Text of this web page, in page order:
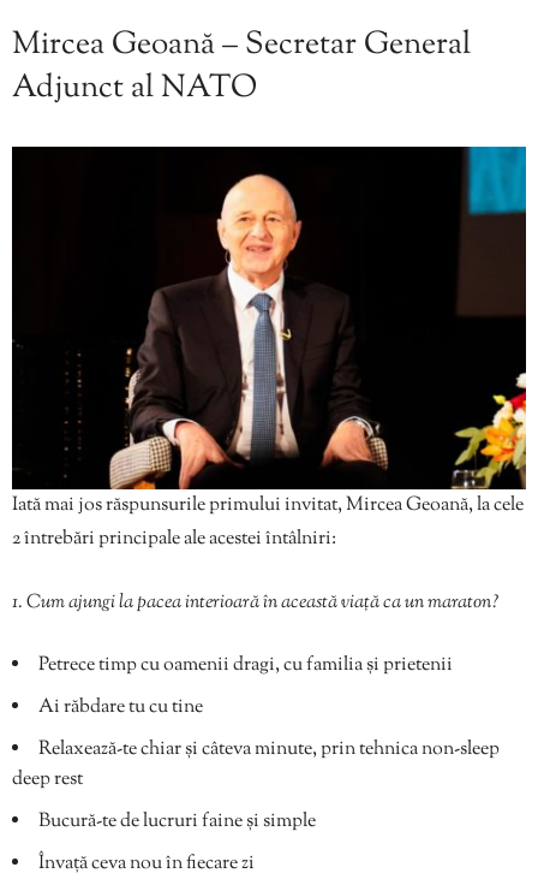
Mircea Geoană – Secretar General
Adjunct al NATO
Iată mai jos răspunsurile primului invitat, Mircea Geoană, la cele
2 întrebări principale ale acestei întâlniri:
1. Cum ajungi la pacea interioară în această viață ca un maraton?
Petrece timp cu oamenii dragi, cu familia și prietenii
Ai răbdare tu cu tine
Relaxează-te chiar și câteva minute, prin tehnica non-sleep
deep rest
Bucură-te de lucruri faine și simple
Învață ceva nou în fiecare zi